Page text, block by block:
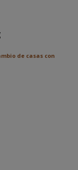
de casas con